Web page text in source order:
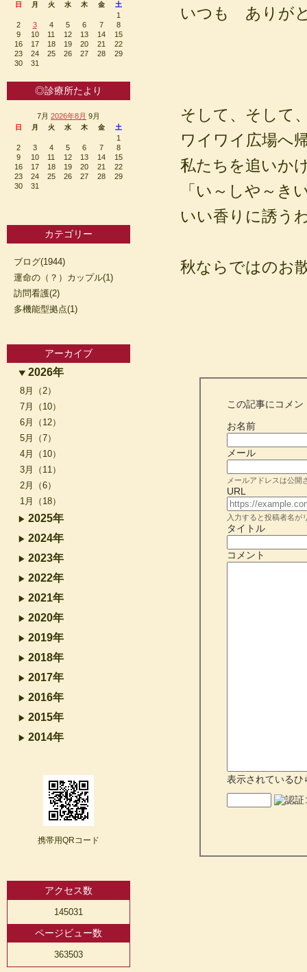
いつも ありが
そして、そして
ワイワイ広場へ
私たちを追いか
「い～しや～
いい香りに誘う
秋ならではのお
この記事にコメン
お名前
メール
メールアドレスは公開
URL
入力すると投稿者名が
タイトル
コメント
表示されているひ
日 月 火 水 木 金 土
1
2
3 4 5 6 7
8
9
10 11 12 13 14
15
16
17 18 19 20 21
22
23
24 25 26 27 28
29
30
31
◎診療所たより
7月 2026年8月 9月
日 月 火 水 木 金 土
1
2
3 4 5 6 7
8
9
10 11 12 13 14
15
16
17 18 19 20 21
22
23
24 25 26 27 28
29
30
31
カテゴリー
ブログ(1944)
運命の（？）カップル(1)
訪問看護(2)
多機能型拠点(1)
アーカイブ
2026年
8月（2）
7月（10）
6月（12）
5月（7）
4月（10）
3月（11）
2月（6）
1月（18）
2025年
2024年
2023年
2022年
2021年
2020年
2019年
2018年
2017年
2016年
2015年
2014年
携帯用QRコード
アクセス数
145031
ページビュー数
363503